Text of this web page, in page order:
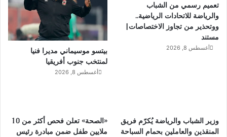
بيتسو موسيماني مديرا فنيا
لمنتخب جنوب أفريقيا
أغسطس 8, 2026
تعميم رسمي من الشباب
والرياضة للاتحادات الرياضية..
ووتحذير من تجاوز الاختصاصات|
مستند
أغسطس 8, 2026
«الصحة» تعلن فحص أكثر من 10
ملايين طفل ضمن مبادرة رئيس
وزير الشباب والرياضة يُكرّم فريق
المنقذين والعاملين بحمام السباحة